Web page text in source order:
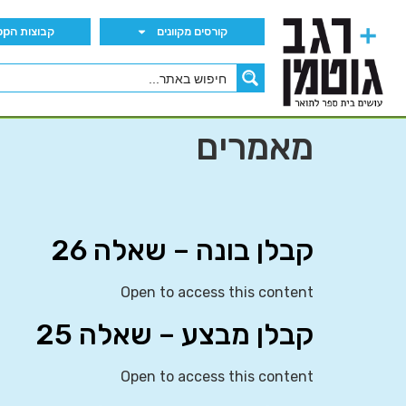
קורסים מקוונים קבוצות הWhatsApp
מאמרים
קבלן בונה – שאלה 26
Open to access this content
קבלן מבצע – שאלה 25
Open to access this content